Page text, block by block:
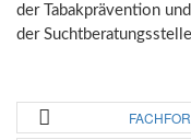
der Tabakprävention
der